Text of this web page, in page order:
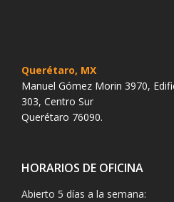
Querétaro, MX
Manuel Gómez Morin 3970,
303, Centro Sur
Querétaro 76090.
HORARIOS DE OFICINA
Abierto 5 días a la semana: